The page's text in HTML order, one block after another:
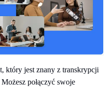
który jest znany z transkrypcji
połączyć swoje